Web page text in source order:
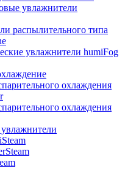
увлажнители
распылительного типа
увлажнители humiFog
охлаждения
охлаждения